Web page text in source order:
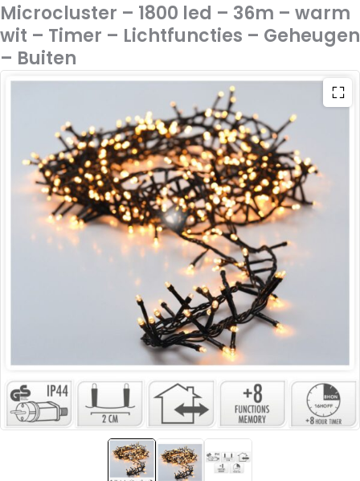
Microcluster – 1800 led – 36m – warm
wit – Timer – Lichtfuncties – Geheugen
– Buiten